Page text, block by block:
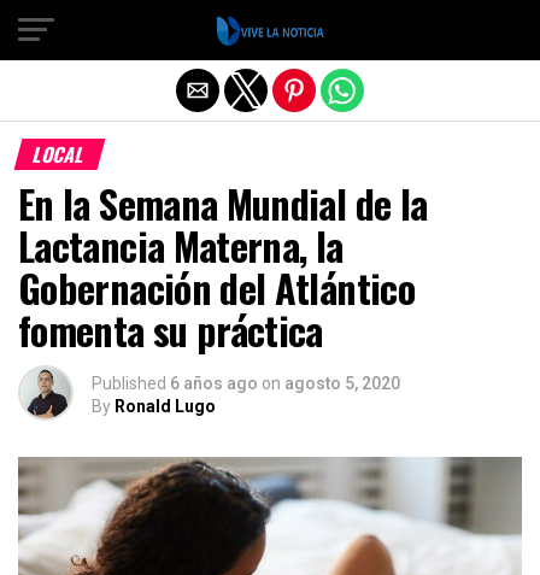
LOCAL
En la Semana Mundial de la
Lactancia Materna, la
Gobernación del Atlántico
fomenta su práctica
Published 6 años ago on agosto 5, 2020
By Ronald Lugo
Salir de la versión móvil